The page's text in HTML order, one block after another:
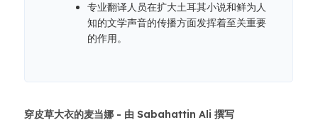
专业翻译人员在扩大土耳其小说和鲜为人
知的文学声音的传播方面发挥着至关重要
的作用。
穿皮草大衣的麦当娜 - 由 Sabahattin Ali 撰写